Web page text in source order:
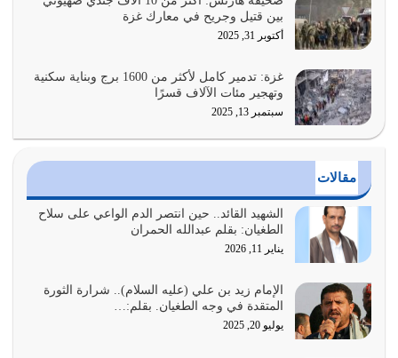
أراد الله لهذه الأمة ان تكون خير امة أخرجت للناس بالنهوض
بالأمر بالمعروف والنهي عن…
يوليو 25, 2026
الدين الذي شرعه الله لا يجوز أن يخضع لآرائنا وأهوائنا
أي أمة تتفرق في الدين وتتفرق في كيانها معناه أنها أصبحت
أمة عاجزة عن النهوض…
يوليو 23, 2026
بحبل الله جميعاً وليس كل…
يوليو 22, 2026
بين قتيل وجريح في معارك غزة
أكتوبر 31, 2025
غزة: تدمير كامل لأكثر من 1600 برج وبناية سكنية
وتهجير مئات الآلاف قسرًا
سبتمبر 13, 2025
مقالات
الشهيد القائد.. حين انتصر الدم الواعي على سلاح
الطغيان: بقلم عبدالله الحمران
يناير 11, 2026
الإمام زيد بن علي (عليه السلام).. شرارة الثورة
المتقدة في وجه الطغيان. بقلم:…
يوليو 20, 2025